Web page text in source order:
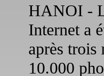
HANOI -
Internet a
après trois
10.000